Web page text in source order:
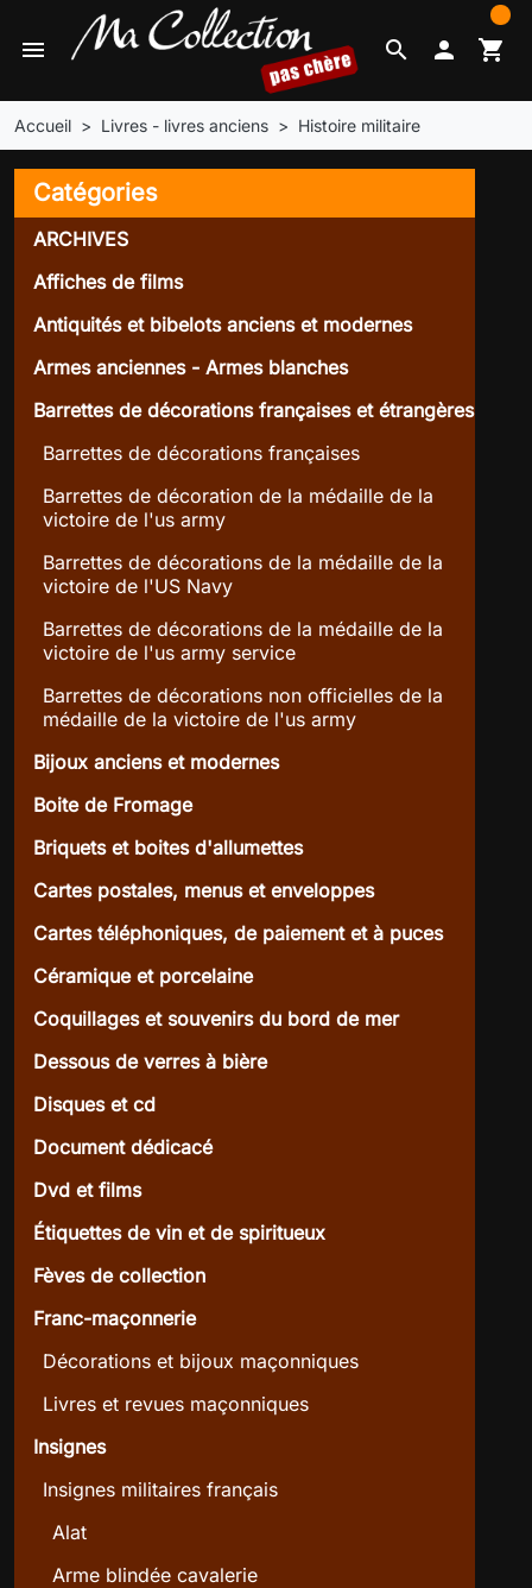
search
menu  shopping_cart
Accueil Livres - livres anciens Histoire militaire
Catégories
ARCHIVES
Affiches de films
Antiquités et bibelots anciens et modernes
Armes anciennes - Armes blanches
Barrettes de décorations françaises et étrangères
Barrettes de décorations françaises
Barrettes de décoration de la médaille de la
victoire de l'us army
Barrettes de décorations de la médaille de la
victoire de l'US Navy
Barrettes de décorations de la médaille de la
victoire de l'us army service
Barrettes de décorations non officielles de la
médaille de la victoire de l'us army
Bijoux anciens et modernes
Boite de Fromage
Briquets et boites d'allumettes
Cartes postales, menus et enveloppes
Cartes téléphoniques, de paiement et à puces
Céramique et porcelaine
Coquillages et souvenirs du bord de mer
Dessous de verres à bière
Disques et cd
Document dédicacé
Dvd et films
Étiquettes de vin et de spiritueux
Fèves de collection
Franc-maçonnerie
Décorations et bijoux maçonniques
Livres et revues maçonniques
Insignes
Insignes militaires français
Alat
Arme blindée cavalerie